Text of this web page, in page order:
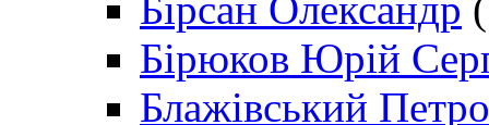
Бірюков Юрій
Блажівський Петро